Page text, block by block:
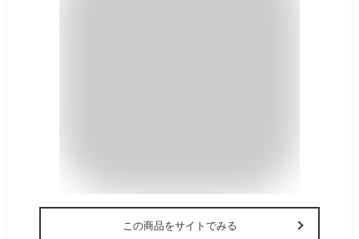
この商品をサイトでみる